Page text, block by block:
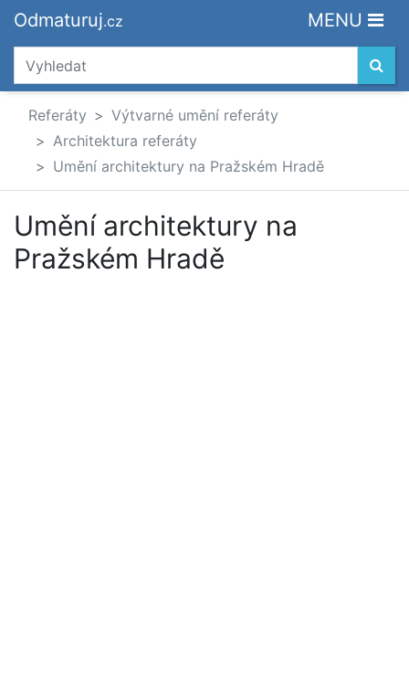
Odmaturuj.cz MENU
Referáty
Výtvarné umění referáty
Architektura referáty
Umění architektury na Pražském Hradě
Umění architektury na
Pražském Hradě